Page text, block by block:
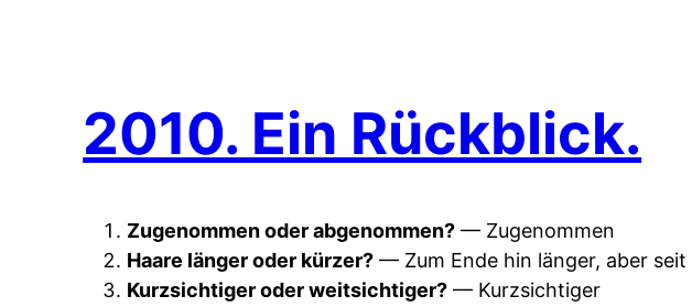
2010. Ein Rückblick.
Zugenommen oder abgenommen? — Zugenommen
Haare länger oder kürzer? — Zum Ende hin länger, aber
Kurzsichtiger oder weitsichtiger? — Kurzsichtiger